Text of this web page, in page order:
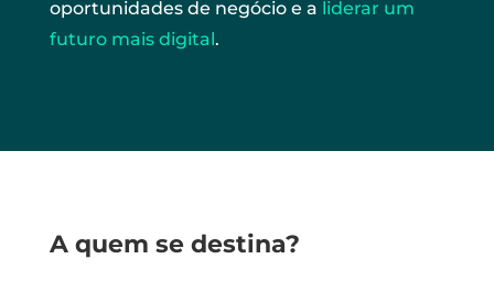
oportunidades de negócio e a liderar um
futuro mais digital .
A quem se destina?